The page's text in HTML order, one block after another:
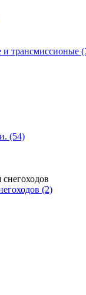
трансмиссионые
(54)
(2)